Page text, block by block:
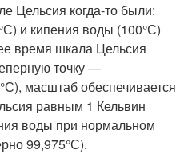
Цельсия когда-то были:
и кипения воды (100°С)
время шкала Цельсия
точку —
масштаб обеспечивается
равным 1 Кельвин
воды при нормальном
99,975°С).